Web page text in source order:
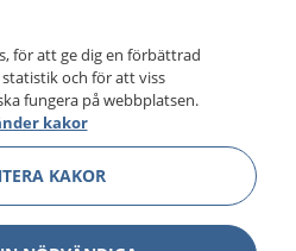
må bättre.
Visa
Visa
för att ge dig en förbättrad
och för att viss
fungera på webbplatsen.
kakor
KAKOR